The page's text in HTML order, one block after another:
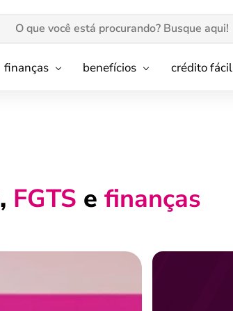
finanças benefícios crédito fácil
, FGTS e finanças